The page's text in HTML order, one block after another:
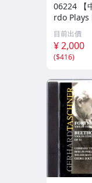
06224 【
rdo Plays
lete
トーレ・
ニーニ ヴ
シック
目前出價
¥ 2,000
($416)